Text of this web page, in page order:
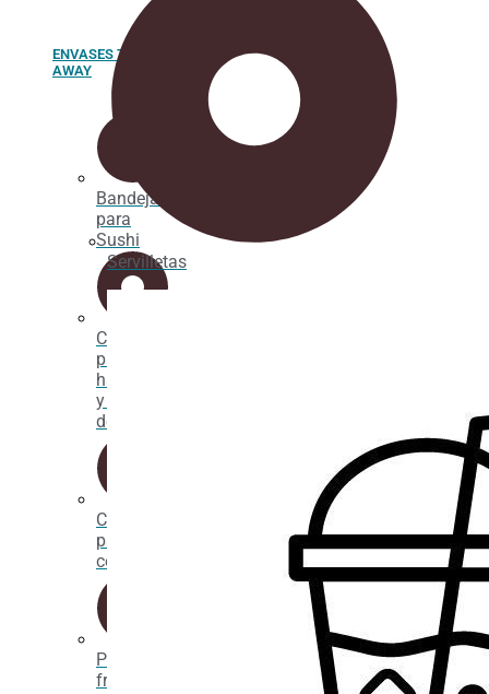
ENVASES TAKE
AWAY
Bandejas
para
Sushi
Caja
para
hamburguesas
y hot
dogs
Caja
para
comida
Packaging
fritos
Servilletas